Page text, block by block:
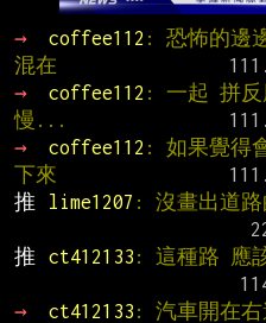
→ coffee112 : 恐怖的邊
混在
→
coffee112 : 一起 拼反
慢...
→
coffee112 : 如果覺得
下來
推
lime1207 : 沒畫出道
推
ct412133 : 這種路 應
→
ct412133 : 汽車開在